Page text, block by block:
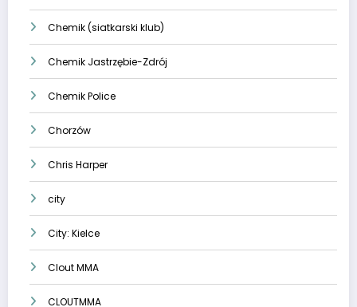
Chemik (siatkarski klub)
Chemik Jastrzębie-Zdrój
Chemik Police
Chorzów
Chris Harper
city
City: Kielce
Clout MMA
CLOUTMMA